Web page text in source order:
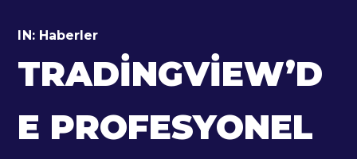
IN: Haberler
TRADINGVIEW’D
E PROFESYONEL